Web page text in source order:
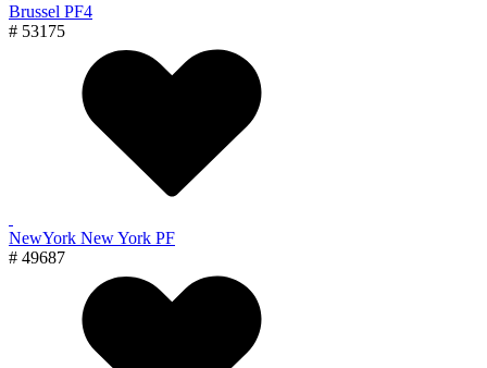
Brussel PF4
# 53175
NewYork New York PF
# 49687